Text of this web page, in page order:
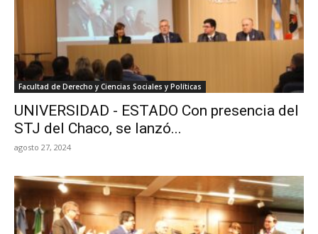
Facultad de Derecho y Ciencias Sociales y Políticas
UNIVERSIDAD - ESTADO Con presencia del
STJ del Chaco, se lanzó...
agosto 27, 2024